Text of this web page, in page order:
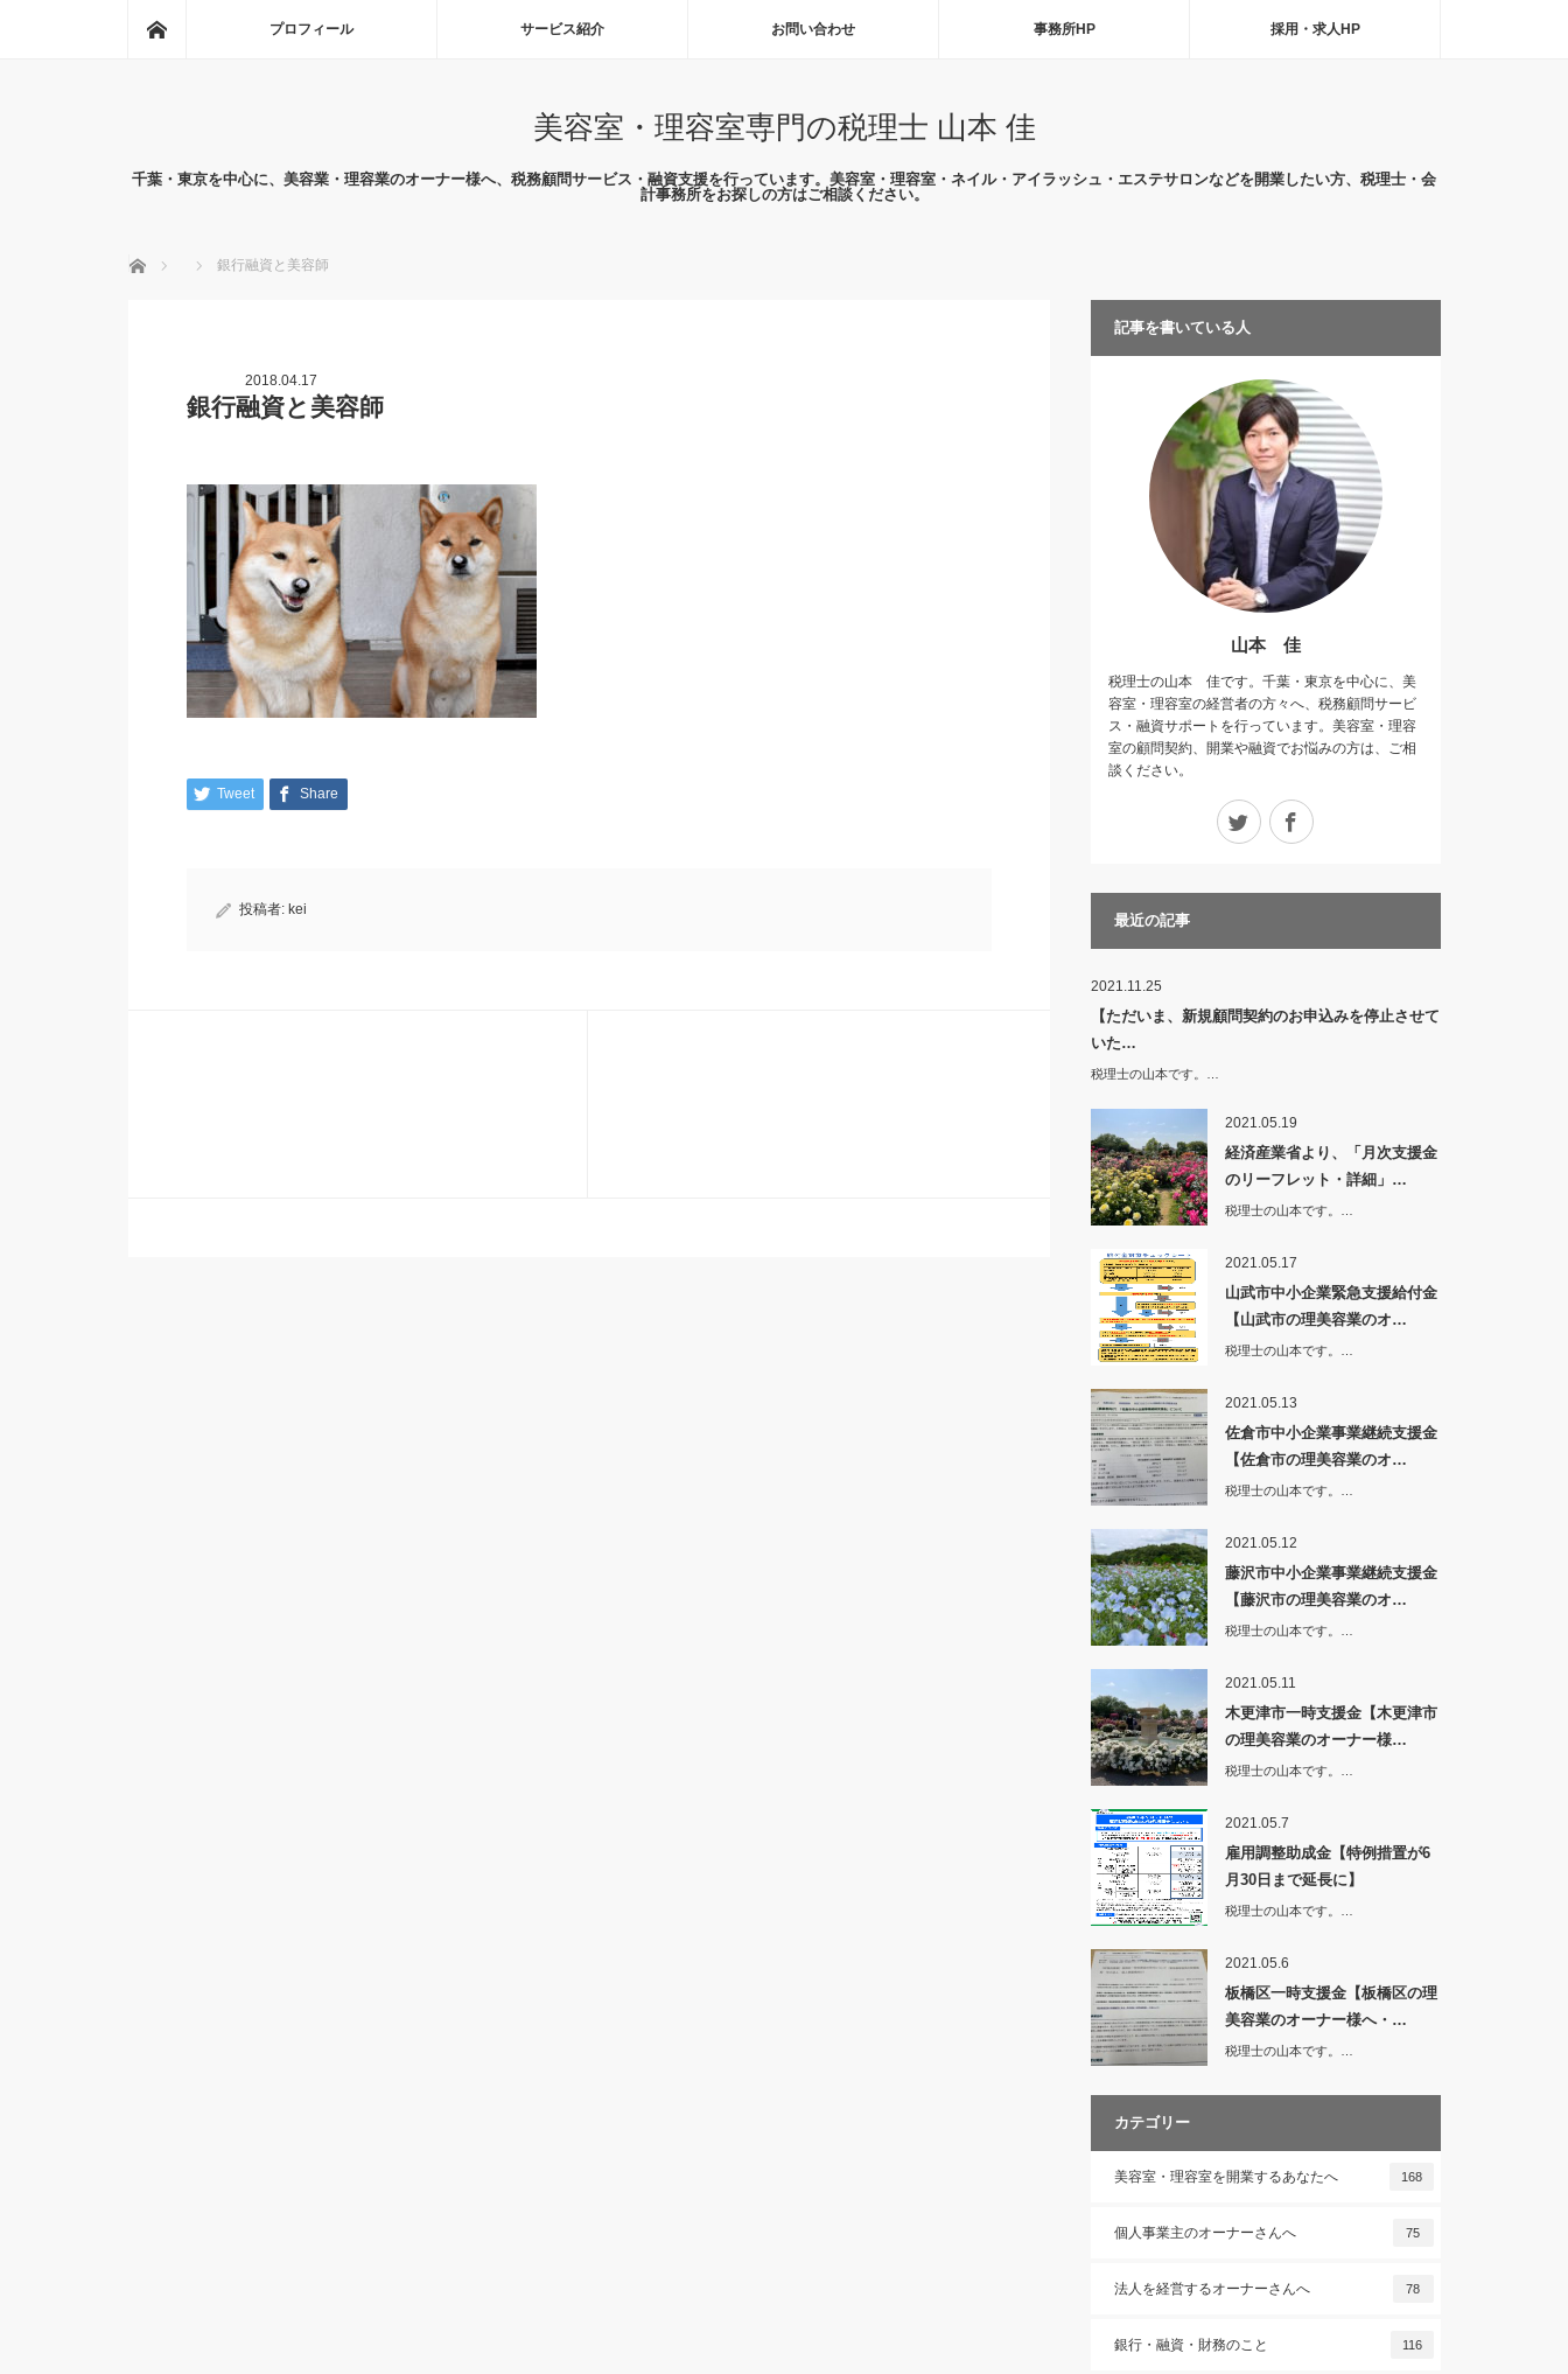
プロフィール サービス紹介 お問い合わせ 事務所HP 採用・求人HP
美容室・理容室専門の税理士 山本 佳
千葉・東京を中心に、美容業・理容業のオーナー様へ、税務顧問サービス・融資支援を行っています。美容室・理容室・ネイル・アイラッシュ・エステサロンなどを開業したい方、税理士・会
計事務所をお探しの方はご相談ください。
ホーム 銀行融資と美容師
2018.04.17
銀行融資と美容師
Tweet Share
投稿者: kei
記事を書いている人
山本 佳
税理士の山本 佳です。千葉・東京を中心に、美
容室・理容室の経営者の方々へ、税務顧問サービ
ス・融資サポートを行っています。美容室・理容
室の顧問契約、開業や融資でお悩みの方は、ご相
談ください。
Twitter
最近の記事
2021.11.25
【ただいま、新規顧問契約のお申込みを停止させて
いた…
税理士の山本です。…
2021.05.19
経済産業省より、「月次支援金
のリーフレット・詳細」…
税理士の山本です。…
2021.05.17
山武市中小企業緊急支援給付金
【山武市の理美容業のオ…
税理士の山本です。…
2021.05.13
佐倉市中小企業事業継続支援金
【佐倉市の理美容業のオ…
税理士の山本です。…
2021.05.12
藤沢市中小企業事業継続支援金
【藤沢市の理美容業のオ…
税理士の山本です。…
2021.05.11
木更津市一時支援金【木更津市
の理美容業のオーナー様…
税理士の山本です。…
2021.05.7
雇用調整助成金【特例措置が6
月30日まで延長に】
税理士の山本です。…
2021.05.6
板橋区一時支援金【板橋区の理
美容業のオーナー様へ・…
税理士の山本です。…
カテゴリー
美容室・理容室を開業するあなたへ 168
個人事業主のオーナーさんへ 75
法人を経営するオーナーさんへ 78
銀行・融資・財務のこと 116